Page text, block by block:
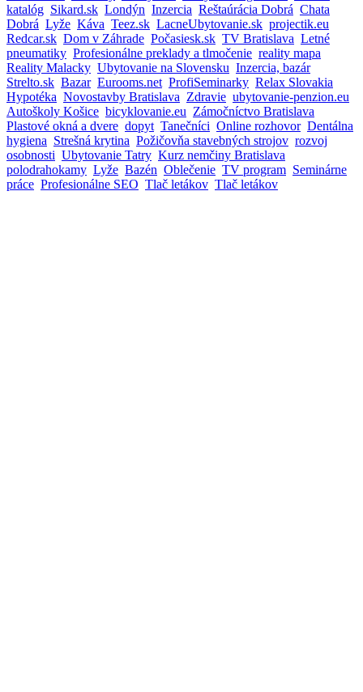
katalóg Sikard.sk Londýn Inzercia Reštaúrácia Dobrá Chata
Dobrá Lyže Káva Teez.sk LacneUbytovanie.sk projectik.eu
Redcar.sk Dom v Záhrade Počasiesk.sk TV Bratislava Letné
pneumatiky Profesionálne preklady a tlmočenie reality mapa
Reality Malacky Ubytovanie na Slovensku Inzercia, bazár
Strelto.sk Bazar Eurooms.net ProfiSeminarky Relax Slovakia
Hypotéka Novostavby Bratislava Zdravie ubytovanie-penzion.eu
Autoškoly Košice bicyklovanie.eu Zámočníctvo Bratislava
Plastové okná a dvere dopyt Tanečníci Online rozhovor Dentálna
hygiena Strešná krytina Požičovňa stavebných strojov rozvoj
osobnosti Ubytovanie Tatry Kurz nemčiny Bratislava
polodrahokamy Lyže Bazén Oblečenie TV program Seminárne
práce Profesionálne SEO Tlač letákov Tlač letákov